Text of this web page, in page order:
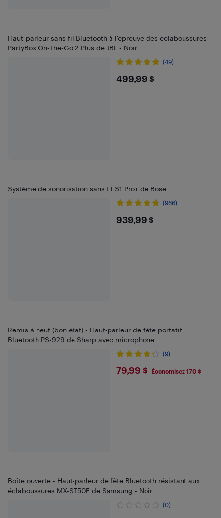
Haut-parleur sans fil Bluetooth à l'épreuve des éclaboussures
PartyBox On-The-Go 2 Plus de JBL - Noir
(49)
$499.99
499,99 $
Système de sonorisation sans fil S1 Pro+ de Bose
(966)
$939.99
939,99 $
Remis à neuf (bon état) - Haut-parleur de fête portatif
Bluetooth PS-929 de Sharp avec microphone
(9)
$79.99
79,99 $ Économisez 170 $
Boîte ouverte - Haut-parleur de fête Bluetooth résistant aux
éclaboussures MX-ST50F de Samsung - Noir
(0)